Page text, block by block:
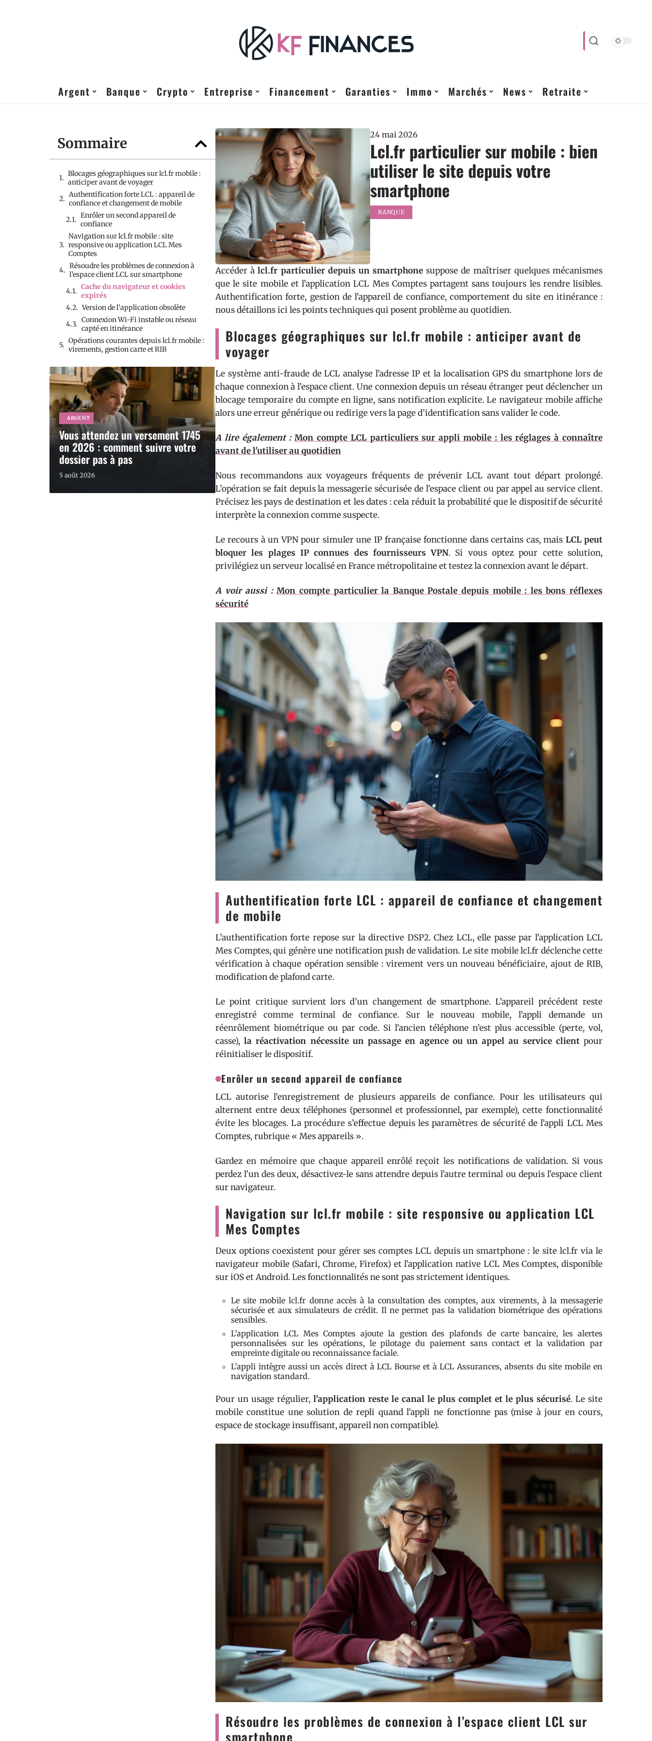
Argent Banque Crypto Entreprise Financement Garanties Immo Marchés News Retraite
Sommaire
Blocages géographiques sur lcl.fr mobile :
anticiper avant de voyager
Authentification forte LCL : appareil de
confiance et changement de mobile
Enrôler un second appareil de
confiance
Navigation sur lcl.fr mobile : site
responsive ou application LCL Mes
Comptes
Résoudre les problèmes de connexion à
l’espace client LCL sur smartphone
Cache du navigateur et cookies
expirés
Version de l’application obsolète
Connexion Wi-Fi instable ou réseau
capté en itinérance
Opérations courantes depuis lcl.fr mobile :
virements, gestion carte et RIB
ARGENT
Vous attendez un versement 1745
en 2026 : comment suivre votre
dossier pas à pas
5 août 2026
24 mai 2026
Lcl.fr particulier sur mobile : bien
utiliser le site depuis votre
smartphone
BANQUE
Accéder àlcl.fr particulier depuis un smartphone suppose de maîtriser quelques mécanismes
que le site mobile et l’application LCL Mes Comptes partagent sans toujours les rendre lisibles.
Authentification forte, gestion de l’appareil de confiance, comportement du site en itinérance :
nous détaillons ici les points techniques qui posent problème au quotidien.
Blocages géographiques sur lcl.fr mobile : anticiper avant de
voyager
Le système anti-fraude de LCL analyse l’adresse IP et la localisation GPS du smartphone lors de
chaque connexion à l’espace client. Une connexion depuis un réseau étranger peut déclencher un
blocage temporaire du compte en ligne, sans notification explicite. Le navigateur mobile affiche
alors une erreur générique ou redirige vers la page d’identification sans valider le code.
A lire également : Mon compte LCL particuliers sur appli mobile : les réglages à connaître
avant de l'utiliser au quotidien
Nous recommandons aux voyageurs fréquents de prévenir LCL avant tout départ prolongé.
L’opération se fait depuis la messagerie sécurisée de l’espace client ou par appel au service client.
Précisez les pays de destination et les dates : cela réduit la probabilité que le dispositif de sécurité
interprète la connexion comme suspecte.
Le recours à un VPN pour simuler une IP française fonctionne dans certains cas, mais LCL peut
bloquer les plages IP connues des fournisseurs VPN. Si vous optez pour cette solution,
privilégiez un serveur localisé en France métropolitaine et testez la connexion avant le départ.
A voir aussi : Mon compte particulier la Banque Postale depuis mobile : les bons réflexes
sécurité
Authentification forte LCL : appareil de confiance et changement
de mobile
L’authentification forte repose sur la directive DSP2. Chez LCL, elle passe par l’application LCL
Mes Comptes, qui génère une notification push de validation. Le site mobile lcl.fr déclenche cette
vérification à chaque opération sensible : virement vers un nouveau bénéficiaire, ajout de RIB,
modification de plafond carte.
Le point critique survient lors d’un changement de smartphone. L’appareil précédent reste
enregistré comme terminal de confiance. Sur le nouveau mobile, l’appli demande un
réenrôlement biométrique ou par code. Si l’ancien téléphone n’est plus accessible (perte, vol,
casse),la réactivation nécessite un passage en agence ou un appel au service clientpour
réinitialiser le dispositif.
Enrôler un second appareil de confiance
LCL autorise l’enregistrement de plusieurs appareils de confiance. Pour les utilisateurs qui
alternent entre deux téléphones (personnel et professionnel, par exemple), cette fonctionnalité
évite les blocages. La procédure s’effectue depuis les paramètres de sécurité de l’appli LCL Mes
Comptes, rubrique « Mes appareils ».
Gardez en mémoire que chaque appareil enrôlé reçoit les notifications de validation. Si vous
perdez l’un des deux, désactivez-le sans attendre depuis l’autre terminal ou depuis l’espace client
sur navigateur.
Navigation sur lcl.fr mobile : site responsive ou application LCL
Mes Comptes
Deux options coexistent pour gérer ses comptes LCL depuis un smartphone : le site lcl.fr via le
navigateur mobile (Safari, Chrome, Firefox) et l’application native LCL Mes Comptes, disponible
sur iOS et Android. Les fonctionnalités ne sont pas strictement identiques.
Le site mobile lcl.fr donne accès à la consultation des comptes, aux virements, à la messagerie
sécurisée et aux simulateurs de crédit. Il ne permet pas la validation biométrique des opérations
sensibles.
L’application LCL Mes Comptes ajoute la gestion des plafonds de carte bancaire, les alertes
personnalisées sur les opérations, le pilotage du paiement sans contact et la validation par
empreinte digitale ou reconnaissance faciale.
L’appli intègre aussi un accès direct à LCL Bourse et à LCL Assurances, absents du site mobile en
navigation standard.
Pour un usage régulier, l’application reste le canal le plus complet et le plus sécurisé. Le site
mobile constitue une solution de repli quand l’appli ne fonctionne pas (mise à jour en cours,
espace de stockage insuffisant, appareil non compatible).
Résoudre les problèmes de connexion à l’espace client LCL sur
smartphone